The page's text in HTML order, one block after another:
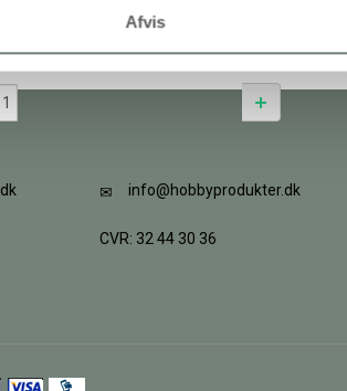
Afvis
Multi Glue, 236ml/ 1 fl.
kr./ stk +
info@hobbyprodukter.dk
CVR: 32 44 30 36